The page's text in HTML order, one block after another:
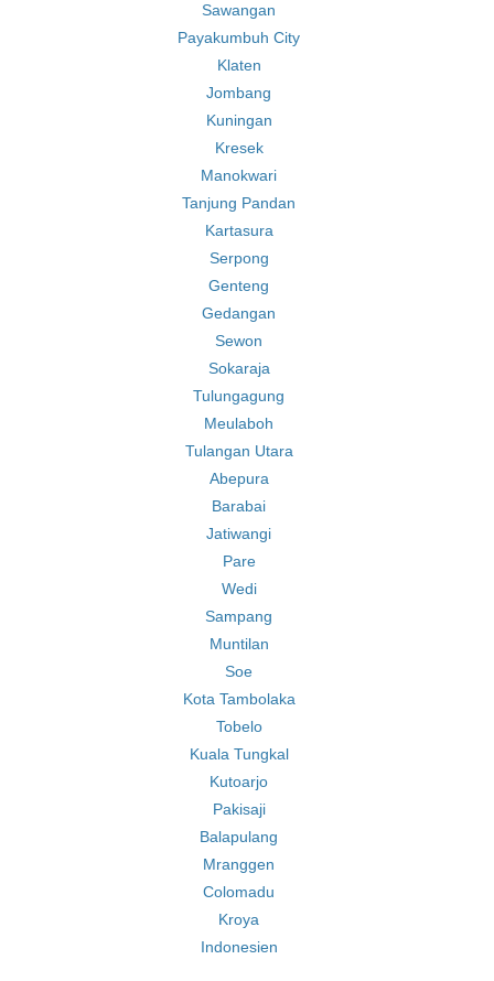
Sawangan
Payakumbuh City
Klaten
Jombang
Kuningan
Kresek
Manokwari
Tanjung Pandan
Kartasura
Serpong
Genteng
Gedangan
Sewon
Sokaraja
Tulungagung
Meulaboh
Tulangan Utara
Abepura
Barabai
Jatiwangi
Pare
Wedi
Sampang
Muntilan
Soe
Kota Tambolaka
Tobelo
Kuala Tungkal
Kutoarjo
Pakisaji
Balapulang
Mranggen
Colomadu
Kroya
Indonesien